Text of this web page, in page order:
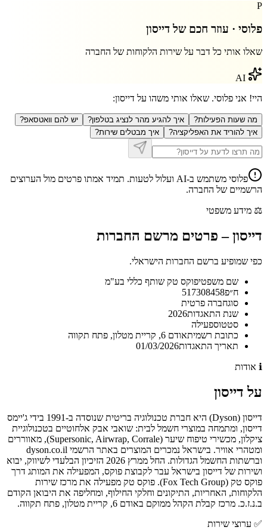
P
פלוסי · עוזר חכם שלדייסון
שאלו אותי כל דבר על שירות הלקוחות של החברה
היי! אני פלוסי. שאלו אותי משהו על דייסון:
מה שעות הפעילות? איך להגיע מהר לנציג בטלפון?
יש להם וואטסאפ?
איך להוריד את האפליקציה?
איך מבטלים שירות?
פלוסי משתמש ב-AI ועלול לטעות. תמיד אמתו פרטים מול הערוצים
הרשמיים של החברה.
⚖️ מידע משפטי
דייסון– פרטים מרשם החברות
כפי שמופיע ברשם החברות הישראלי.
שם משפטיפוקס טק שותף כללי בע"מ
ח״פ517308458
סוגחברה פרטית
שנת התאגדות2026
סטטוספעילה
כתובת רשמיתאודם 6, קריית מטלון, פתח תקווה
תאריך התאגדות01/03/2026
ℹ️ אודות
על דייסון
דייסון (Dyson) היא חברת טכנולוגיה בריטית שנוסדה ב-1991 בידי ג'יימס
דייסון, ומתמחה במוצרי חשמל לבית: שואבי אבק אלחוטיים בטכנולוגיית
ציקלון, מכשירי טיפוח שיער (Supersonic, Airwrap, Corrale), מאווררים
ומטהרי אוויר. בישראל נמכרים המוצרים באתר הרשמי dyson.co.il
וברשתות החשמל הגדולות. החל ממרץ 2026 הזיכיון הבלעדי לשיווק, יבוא
ושירות של דייסון בישראל עבר לקבוצת פוקס, המפעילה את המותג דרך
פוקס טק (Fox Tech Group). פוקס טק מפעילה את מרכז שירות
הלקוחות, האחריות, התיקונים וחלקי החילוף, ומחליפה את היבואן הקודם
ב.נ.ז.כ. מרכז קבלת הקהל ממוקם באודם 6, קריית מטלון, פתח תקווה.
✅ ערוצי שירות